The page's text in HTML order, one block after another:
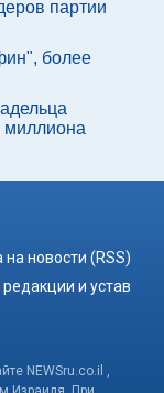
партии
более
на новости (RSS)
и устав
NEWSru.co.il ,